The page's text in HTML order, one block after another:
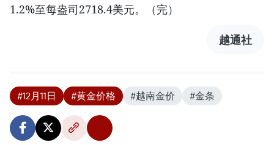
1.2%至每盎司2718.4美元。（完）
越通社
#12月11日 #黄金价格 #越南金价 #金条